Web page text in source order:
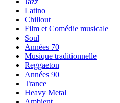
Latino
Chillout
Film et Comédie musicale
Soul
Années 70
Musique traditionnelle
Reggaeton
Années 90
Trance
Heavy Metal